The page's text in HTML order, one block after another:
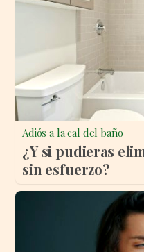
Adiós a la cal del baño
¿Y si pudieras
sin esfuerzo?